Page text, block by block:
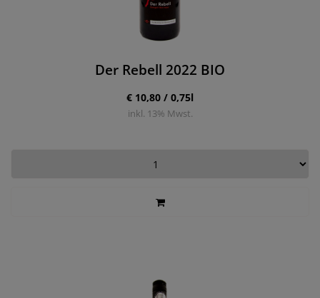
Der Rebell 2022 BIO
€ 10,80 / 0,75l
inkl. 13% Mwst.